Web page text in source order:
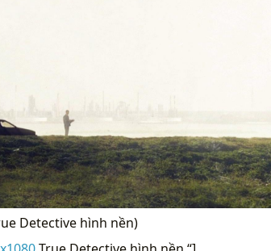
Detective hình nền)